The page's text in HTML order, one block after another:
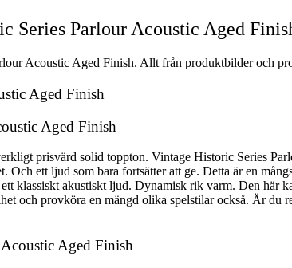
Series Parlour Acoustic Aged
Acoustic Aged Finish. Allt från produktbilder och
Aged Finish
Aged Finish
prisvärd solid toppton. Vintage Historic Series
ett ljud som bara fortsätter att ge. Detta är en
klassiskt akustiskt ljud. Dynamisk rik varm. Den här
och provköra en mängd olika spelstilar också. Är
Aged Finish